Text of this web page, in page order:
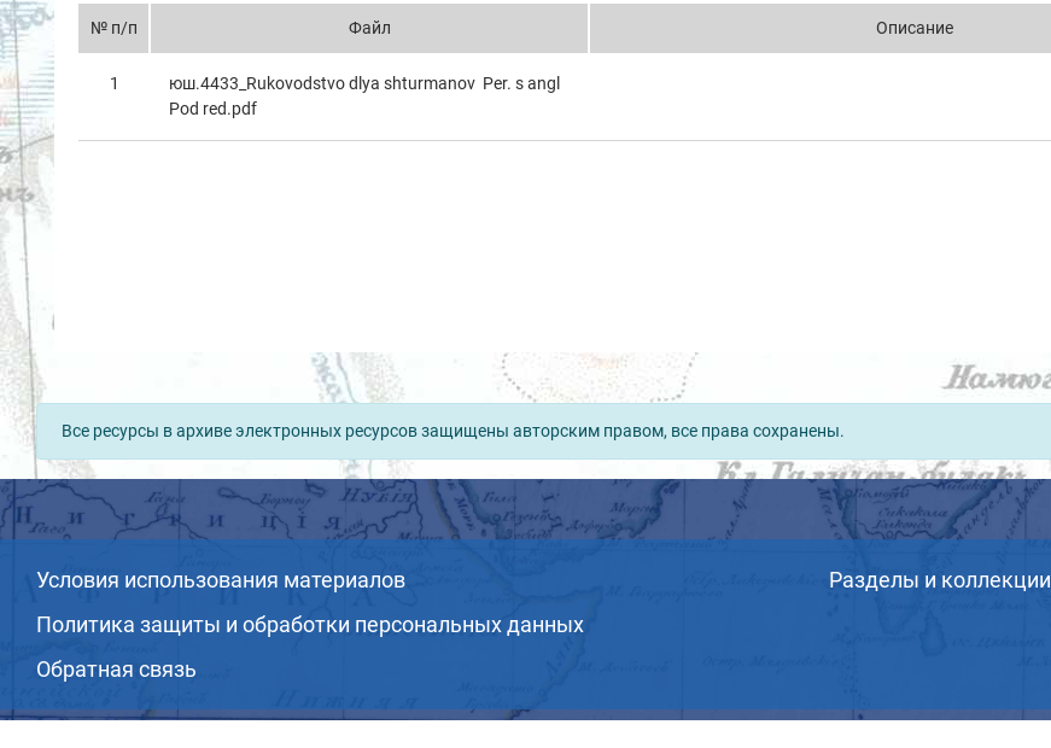
№ п/п Файл Описание
1
юш.4433_Rukovodstvo dlya shturmanov Per. s angl
Pod red.pdf
Все ресурсы в архиве электронных ресурсов защищены авторским правом, все права сохранены.
Условия использования материалов
Политика защиты и обработки персональных данных
Обратная связь
Разделы и коллекции